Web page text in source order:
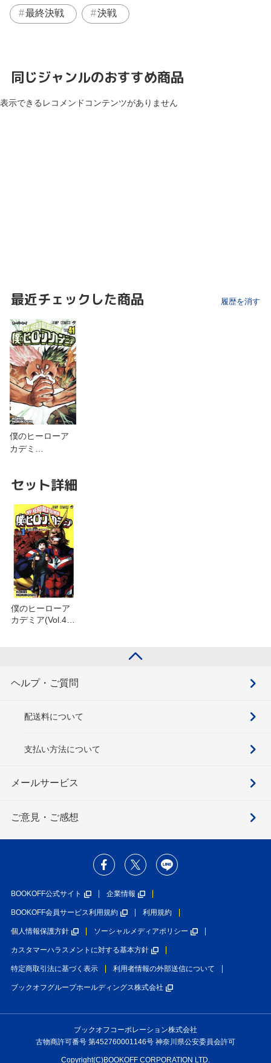
最終決戦 決戦
同じジャンルのおすすめ商品
表示できるレコメンドコンテンツがありません
最近チェックした商品 履歴を消す
僕のヒーローア
カデミ…
セット詳細
僕のヒーローア
カデミア(Vol.41)
ヘルプ・ご質問
配送料について
支払い方法について
メールサービス
ご意見・ご感想
BOOKOFF公式サイト 企業情報
BOOKOFF会員サービス利用規約 利用規約
個人情報保護方針 ソーシャルメディアポリシー
カスタマーハラスメントに対する基本方針
特定商取引法に基づく表示 利用者情報の外部送信について
ブックオフグループホールディングス株式会社
ブックオフコーポレーション株式会社
古物商許可番号 第452760001146号 神奈川県公安委員会許可
Copyright(C)BOOKOFF CORPORATION LTD.